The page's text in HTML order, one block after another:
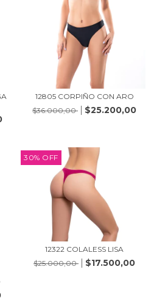
12805 CORPIÑO CON ARO
$36.000,00
$25.200,00
30% OFF
12322 COLALESS LISA
$25.000,00
$17.500,00